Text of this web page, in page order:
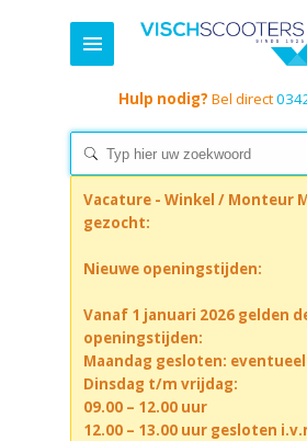
Hulp nodig? Bel direct
Vacature - Winkel / Monteur
gezocht:
Nieuwe openingstijden:
Vanaf 1 januari 2026 gelden
openingstijden:
Maandag gesloten:
Dinsdag t/m vrijdag:
09.00 – 12.00 uur
12.00 – 13.00 uur gesloten